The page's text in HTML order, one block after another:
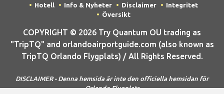
Hotell
Info & Nyheter Disclaimer
Integritet
Översikt
COPYRIGHT © 2026 Try Quantum OU trading as
"TripTQ" and orlandoairportguide.com (also known as
TripTQ Orlando Flygplats) / All Rights Reserved.
DISCLAIMER - Denna hemsida är inte den officiella hemsidan för
Orlando Flygplats